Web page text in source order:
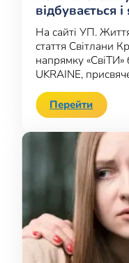
відбувається
На сайті УП.
стаття Світлани
напрямку
UKRAINE,
Перейти